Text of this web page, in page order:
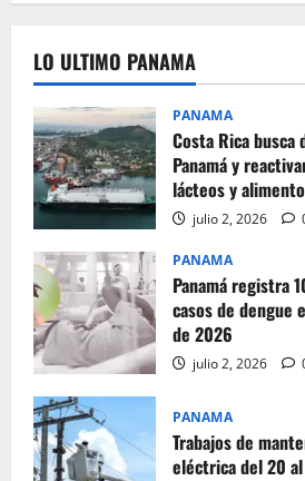
LO ULTIMO PANAMA
PANAMA
Costa Rica
Panamá y
lácteos y
julio 2, 2026
PANAMA
Panamá registra
casos de dengue
de 2026
julio 2, 2026
PANAMA
Trabajos de
eléctrica del 20